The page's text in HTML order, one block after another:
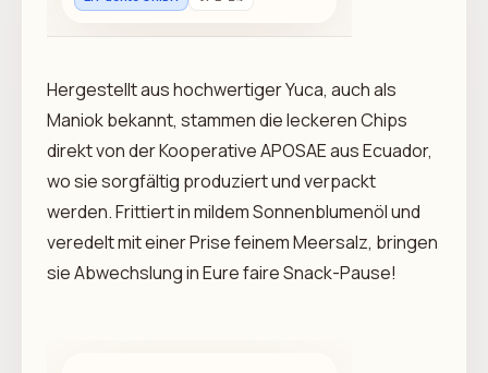
Hergestellt aus hochwertiger Yuca, auch als
Maniok bekannt, stammen die leckeren Chips
direkt von der Kooperative APOSAE aus Ecuador,
wo sie sorgfältig produziert und verpackt
werden. Frittiert in mildem Sonnenblumenöl und
veredelt mit einer Prise feinem Meersalz, bringen
sie Abwechslung in Eure faire Snack-Pause!